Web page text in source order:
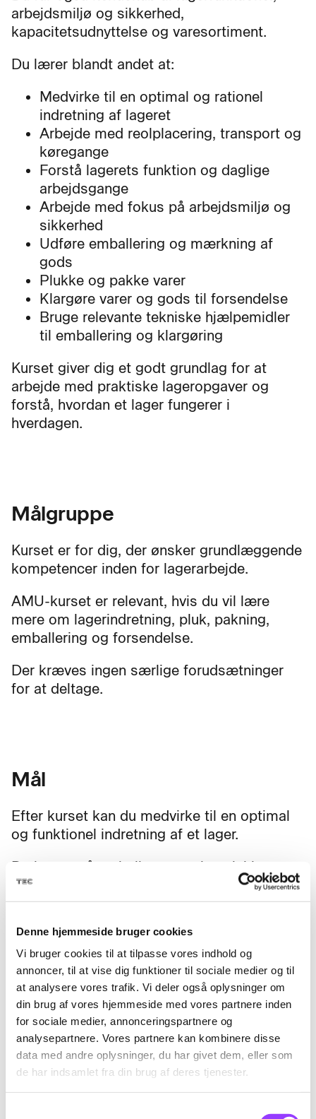
Denne hjemmeside bruger cookies
Vi bruger cookies til at tilpasse vores indhold og
annoncer, til at vise dig funktioner til sociale medier og til
at analysere vores trafik. Vi deler også oplysninger om
din brug af vores hjemmeside med vores partnere inden
for sociale medier, annonceringspartnere og
analysepartnere. Vores partnere kan kombinere disse
data med andre oplysninger, du har givet dem, eller som
de har indsamlet fra din brug af deres tjenester.
arbejdsmiljø og sikkerhed,
kapacitetsudnyttelse og varesortiment.
Du lærer blandt andet at:
Medvirke til en optimal og rationel
indretning af lageret
Arbejde med reolplacering, transport og
køregange
Forstå lagerets funktion og daglige
arbejdsgange
Arbejde med fokus på arbejdsmiljø og
sikkerhed
Udføre emballering og mærkning af
gods
Plukke og pakke varer
Klargøre varer og gods til forsendelse
Bruge relevante tekniske hjælpemidler
til emballering og klargøring
Kurset giver dig et godt grundlag for at
arbejde med praktiske lageropgaver og
forstå, hvordan et lager fungerer i
hverdagen.
Målgruppe
Kurset er for dig, der ønsker grundlæggende
kompetencer inden for lagerarbejde.
AMU-kurset er relevant, hvis du vil lære
mere om lagerindretning, pluk, pakning,
emballering og forsendelse.
Der kræves ingen særlige forudsætninger
for at deltage.
Mål
Efter kurset kan du medvirke til en optimal
og funktionel indretning af et lager.
Du kan også emballere, mærke, plukke,
pakke og klargøre varer til forsendelse.
arbejdsmiljø, sikkerhed og brug af tekniske
hjælpemidler, så du kan løse grundlæggende
lageropgaver på en sikker og effektiv måde.
Fag til kurset